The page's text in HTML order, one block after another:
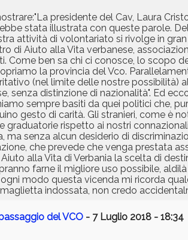
presidente del Cav, Laura
stata illustrata con queste parole.
attività di volontariato si rivolge in
di Aiuto alla Vita verbanese,
Come ben sa chi ci conosce, lo scopo
la provincia del Vco.
(nel limite delle nostre possibilità)
senza distinzione di nazionalità". Ed
sempre basiti da quei politici che,
gesto di carità. Gli stranieri, come è
graduatorie rispetto ai nostri
ma senza alcun desiderio di
che prevede che venga prestata
alla Vita di Verbania la scelta di
farne il migliore uso possibile,
modo questa vicenda mi ricorda
indossata, non credo
del VCO - 7 Luglio 2018 - 18:34